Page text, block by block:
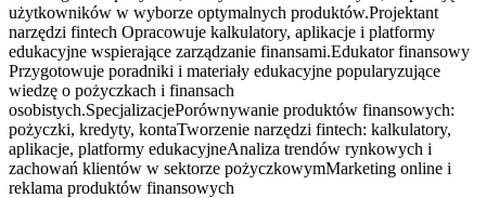
użytkowników w wyborze optymalnych produktów.Projektant
narzędzi fintech Opracowuje kalkulatory, aplikacje i platformy
edukacyjne wspierające zarządzanie finansami.Edukator finansowy
Przygotowuje poradniki i materiały edukacyjne popularyzujące
wiedzę o pożyczkach i finansach
osobistych.SpecjalizacjePorównywanie produktów finansowych:
pożyczki, kredyty, kontaTworzenie narzędzi fintech: kalkulatory,
aplikacje, platformy edukacyjneAnaliza trendów rynkowych i
zachowań klientów w sektorze pożyczkowymMarketing online i
reklama produktów finansowych